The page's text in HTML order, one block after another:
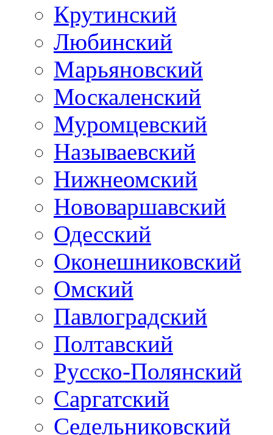
Крутинский
Любинский
Марьяновский
Москаленский
Муромцевский
Называевский
Нижнеомский
Нововаршавский
Одесский
Оконешниковский
Омский
Павлоградский
Полтавский
Русско-Полянский
Саргатский
Седельниковский